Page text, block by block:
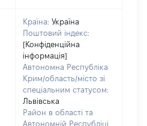
Країна: Україна
Поштовий індекс:
[Конфіденційна
інформація]
Автономна Республіка
Крим/область/місто зі
спеціальним статусом:
Львівська
Район в області та
Автономній Республіці